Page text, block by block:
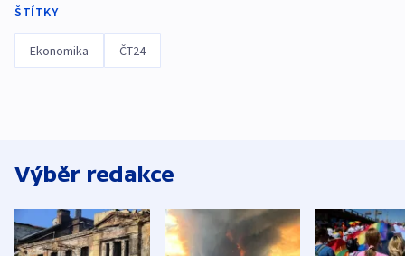
ŠTÍTKY
Ekonomika ČT24
Výběr redakce